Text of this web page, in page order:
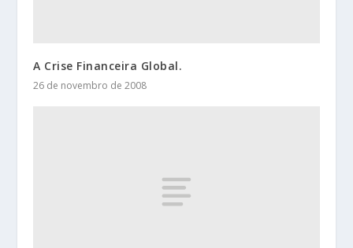
A Crise Financeira Global.
26 de novembro de 2008